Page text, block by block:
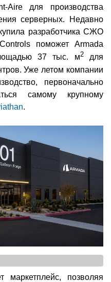
Aire для производства
серверных. Недавно
разработчика СЖО
поможет Armada
37 тыс. м2для
Уже летом компании
первоначально
самому крупному
.
маркетплейс, позволяя